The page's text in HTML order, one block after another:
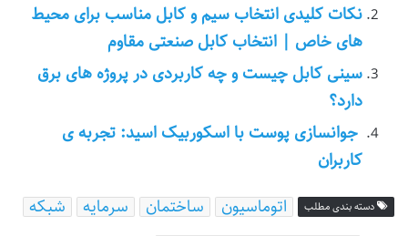
نکات کلیدی انتخاب سیم و کابل مناسب برای محیط
های خاص | انتخاب کابل صنعتی مقاوم
سینی کابل چیست و چه کاربردی در پروژه های برق
دارد؟
جوانسازی پوست با اسکوربیک اسید: تجربه ی
کاربران
دسته بندی مطلب اتوماسیون ساختمان سرمایه شبکه